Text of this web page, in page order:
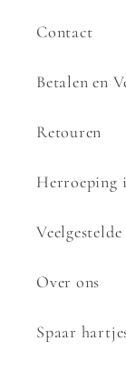
Contact
Betalen en
Retouren
Herroeping
Over ons
Spaar